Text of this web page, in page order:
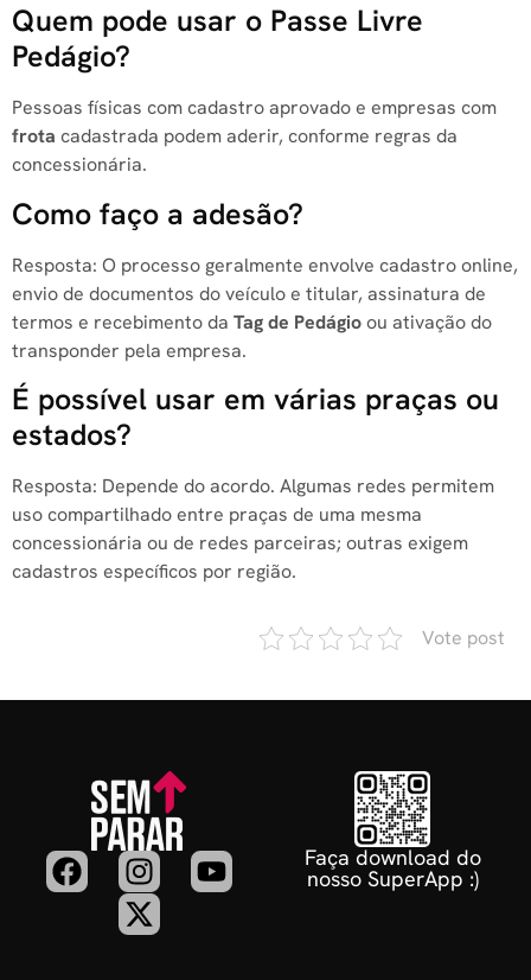
Quem pode usar o Passe Livre
Pedágio?
Pessoas físicas com cadastro aprovado e empresas com
frota cadastrada podem aderir, conforme regras da
concessionária.
Como faço a adesão?
Resposta: O processo geralmente envolve cadastro online,
envio de documentos do veículo e titular, assinatura de
termos e recebimento da Tag de Pedágioou ativação do
transponder pela empresa.
É possível usar em várias praças ou
estados?
Resposta: Depende do acordo. Algumas redes permitem
uso compartilhado entre praças de uma mesma
concessionária ou de redes parceiras; outras exigem
cadastros específicos por região.
Vote post
Faça download do
nosso SuperApp :)